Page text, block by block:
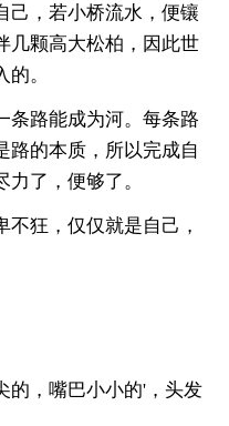
己，若小桥流水，便镶
几颗高大松柏，因此世
。
路能成为河。每条路
路的本质，所以完成自
了，便够了。
狂，仅仅就是自己，
，嘴巴小小的'，头发